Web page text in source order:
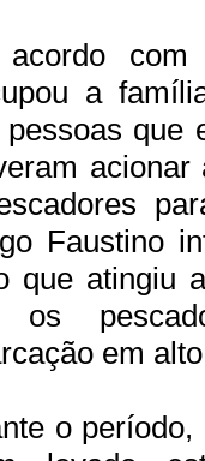
com
a
pessoas que
Faustino
que atingiu
os
em
o